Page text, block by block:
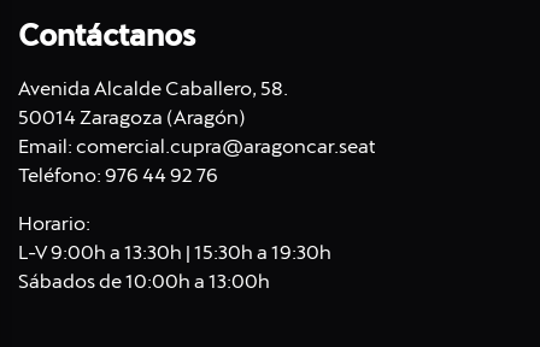
Contáctanos
Avenida Alcalde Caballero, 58.
50014 Zaragoza (Aragón)
Email: comercial.cupra@aragoncar.seat
Teléfono: 976 44 92 76
Horario:
L-V 9:00h a 13:30h | 15:30h a 19:30h
Sábados de 10:00h a 13:00h